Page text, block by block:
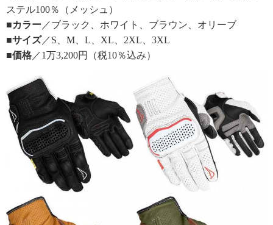
ステル100％（メッシュ）
■カラー ／ブラック、ホワイト、ブラウン、オリーブ
■サイズ／S、M、L、XL、2XL、3XL
■価格 ／1万3,200円（税10％込み）